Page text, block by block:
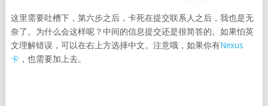
这里需要吐槽下，第六步之后，卡死在提交联系人之后，我也是无
奈了。为什么会这样呢？中间的信息提交还是很简答的。如果怕英
文理解错误，可以在右上方选择中文。注意哦，如果你有Nexus
卡，也需要加上去。